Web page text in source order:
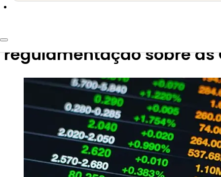
14 de abril de 2022
Resolução nº 85, de 31 de
regulamentação sobre as